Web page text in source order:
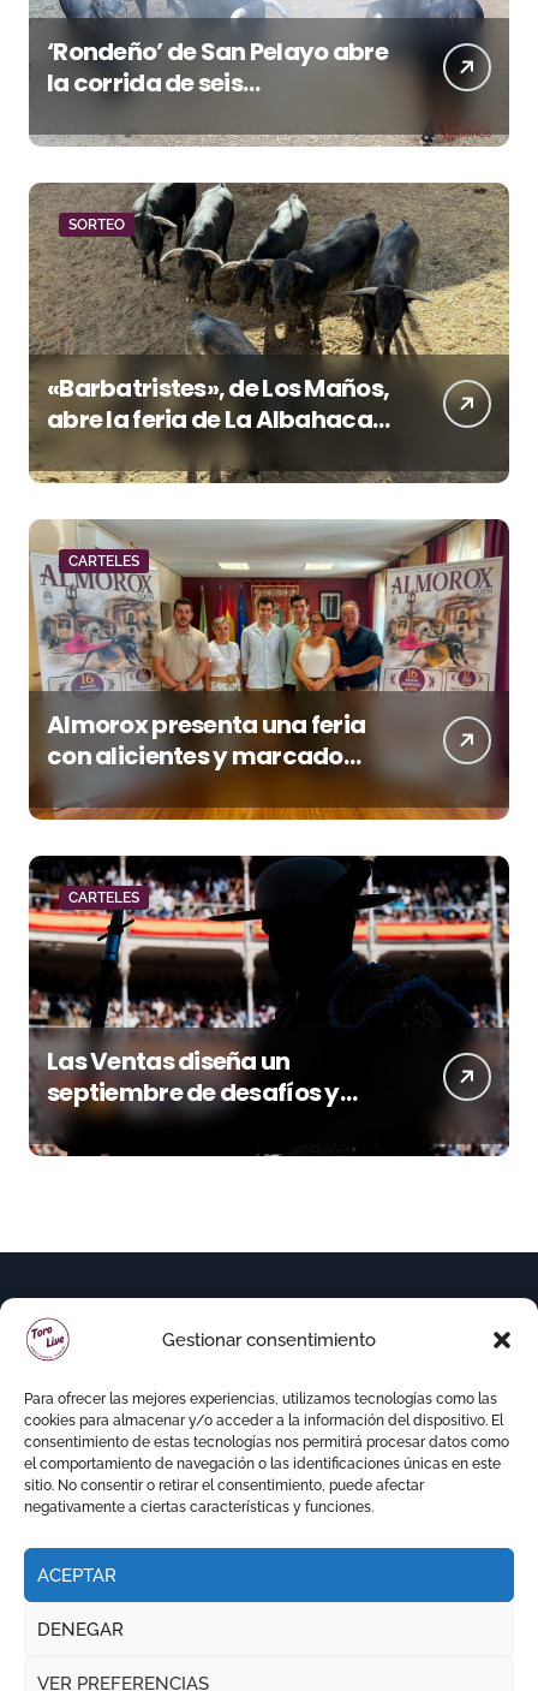
Gestionar consentimiento
Para ofrecer las mejores experiencias, utilizamos tecnologías como las
cookies para almacenar y/o acceder a la información del dispositivo. El
consentimiento de estas tecnologías nos permitirá procesar datos como
el comportamiento de navegación o las identificaciones únicas en este
sitio. No consentir o retirar el consentimiento, puede afectar
negativamente a ciertas características y funciones.
ACEPTAR
DENEGAR
VER PREFERENCIAS
‘Rondeño’ de San Pelayo abre
la corrida de seis
Santa María esta noche
SORTEO
«Barbatristes», de Los Maños,
abre la feria de La Albahaca
de Huesca
CARTELES
Almorox presenta una feria
con alicientes y marcado
acento torista
CARTELES
Las Ventas diseña un
septiembre de desafíos y
variedad ganadera
Copyright © Todos los derechos reservados